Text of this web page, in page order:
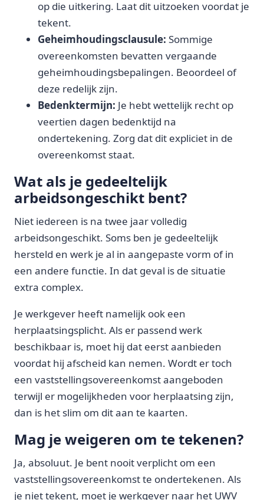
op die uitkering. Laat dit uitzoeken voordat je
tekent.
Geheimhoudingsclausule: Sommige
overeenkomsten bevatten vergaande
geheimhoudingsbepalingen. Beoordeel of
deze redelijk zijn.
Bedenktermijn: Je hebt wettelijk recht op
veertien dagen bedenktijd na
ondertekening. Zorg dat dit expliciet in de
overeenkomst staat.
Wat als je gedeeltelijk
arbeidsongeschikt bent?
Niet iedereen is na twee jaar volledig
arbeidsongeschikt. Soms ben je gedeeltelijk
hersteld en werk je al in aangepaste vorm of in
een andere functie. In dat geval is de situatie
extra complex.
Je werkgever heeft namelijk ook een
herplaatsingsplicht. Als er passend werk
beschikbaar is, moet hij dat eerst aanbieden
voordat hij afscheid kan nemen. Wordt er toch
een vaststellingsovereenkomst aangeboden
terwijl er mogelijkheden voor herplaatsing zijn,
dan is het slim om dit aan te kaarten.
Mag je weigeren om te tekenen?
Ja, absoluut. Je bent nooit verplicht om een
vaststellingsovereenkomst te ondertekenen. Als
je niet tekent, moet je werkgever naar het UWV